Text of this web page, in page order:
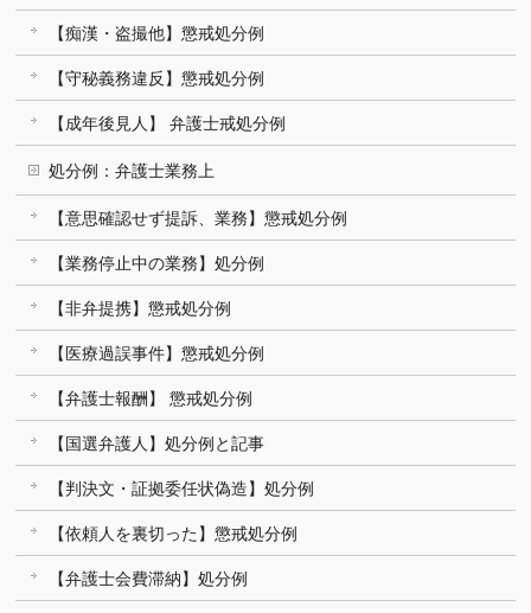
【痴漢・盗撮他】懲戒処分例
【守秘義務違反】懲戒処分例
【成年後見人】 弁護士戒処分例
処分例：弁護士業務上
【意思確認せず提訴、業務】懲戒処分例
【業務停止中の業務】処分例
【非弁提携】懲戒処分例
【医療過誤事件】懲戒処分例
【弁護士報酬】 懲戒処分例
【国選弁護人】処分例と記事
【判決文・証拠委任状偽造】処分例
【依頼人を裏切った】懲戒処分例
【弁護士会費滞納】処分例